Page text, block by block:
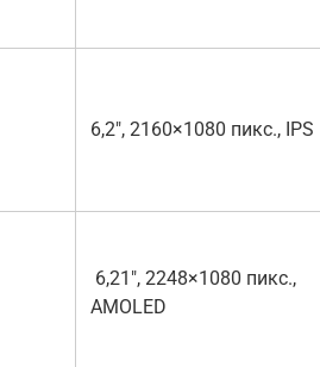
6,2″, 2160×1080 пикс., IPS
6,21″, 2248×1080 пикс.,
AMOLED